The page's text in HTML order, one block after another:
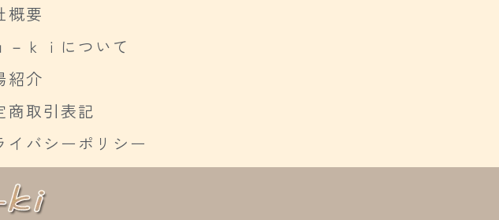
概要
－ｋｉについて
紹介
商取引表記
イバシーポリシー